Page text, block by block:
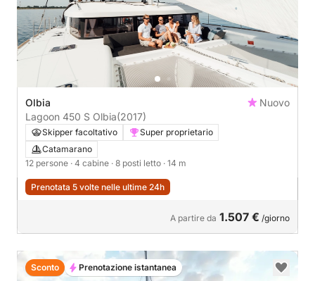
Olbia
Nuovo
Lagoon 450 S Olbia(2017)
Skipper facoltativo
Super proprietario
Catamarano
12 persone · 4 cabine · 8 posti letto · 14 m
Prenotata 5 volte nelle ultime 24h
A partire da 1.507 € /giorno
Sconto Prenotazione istantanea